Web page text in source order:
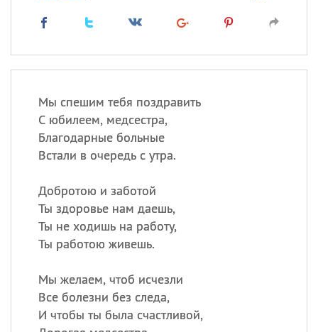
Мы спешим тебя поздравить
С юбилеем, медсестра,
Благодарные больные
Встали в очередь с утра.
Добротою и заботой
Ты здоровье нам даешь,
Ты не ходишь на работу,
Ты работою живешь.
Мы желаем, чтоб исчезли
Все болезни без следа,
И чтобы ты была счастливой,